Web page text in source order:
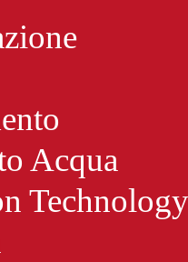
Acqua
Technology